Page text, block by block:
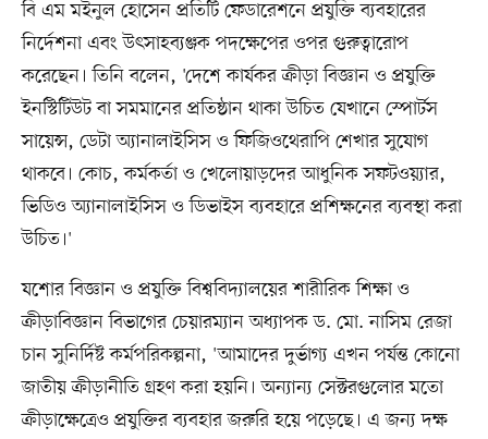
বি এম মইনুল হোসেন ‎প্রতিটি ফেডারেশনে প্রযুক্তি ব্যবহারের
নির্দেশনা এবং উৎসাহব্যঞ্জক পদক্ষেপের ওপর গুরুত্বারোপ
করেছেন। ‎তিনি বলেন, 'দেশে কার্যকর ক্রীড়া বিজ্ঞান ও প্রযুক্তি
ইনস্টিটিউট বা সমমানের প্রতিষ্ঠান থাকা উচিত যেখানে স্পোর্টস
সায়েন্স, ডেটা অ্যানালাইসিস ও ফিজিওথেরাপি শেখার সুযোগ
থাকবে। কোচ, কর্মকর্তা ও খেলোয়াড়দের আধুনিক সফটওয়্যার,
ভিডিও অ্যানালাইসিস ও ডিভাইস ব্যবহারে প্রশিক্ষনের ব্যবস্থা করা
উচিত।'
‎যশোর বিজ্ঞান ও প্রযুক্তি বিশ্ববিদ্যালয়ের শারীরিক শিক্ষা ও
ক্রীড়াবিজ্ঞান বিভাগের চেয়ারম্যান অধ্যাপক ড. মো. নাসিম রেজা
চান সুনির্দিষ্ট কর্মপরিকল্পনা, 'আমাদের দুর্ভাগ্য এখন পর্যন্ত কোনো
জাতীয় ক্রীড়ানীতি গ্রহণ করা হয়নি। অন্যান্য সেক্টরগুলোর মতো
ক্রীড়াক্ষেত্রেও প্রযুক্তির ব্যবহার জরুরি হয়ে পড়েছে। এ জন্য দক্ষ